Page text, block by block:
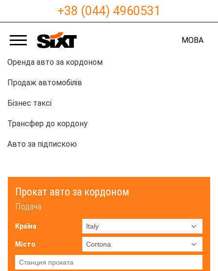
+38 (044) 4960531
МОВА
Оренда авто за кордоном
Продаж автомобілів
Бізнес таксі
Трансфер до кордону
Авто за підпискою
Прокат авто за кордоном
Подача
Країна
Місто